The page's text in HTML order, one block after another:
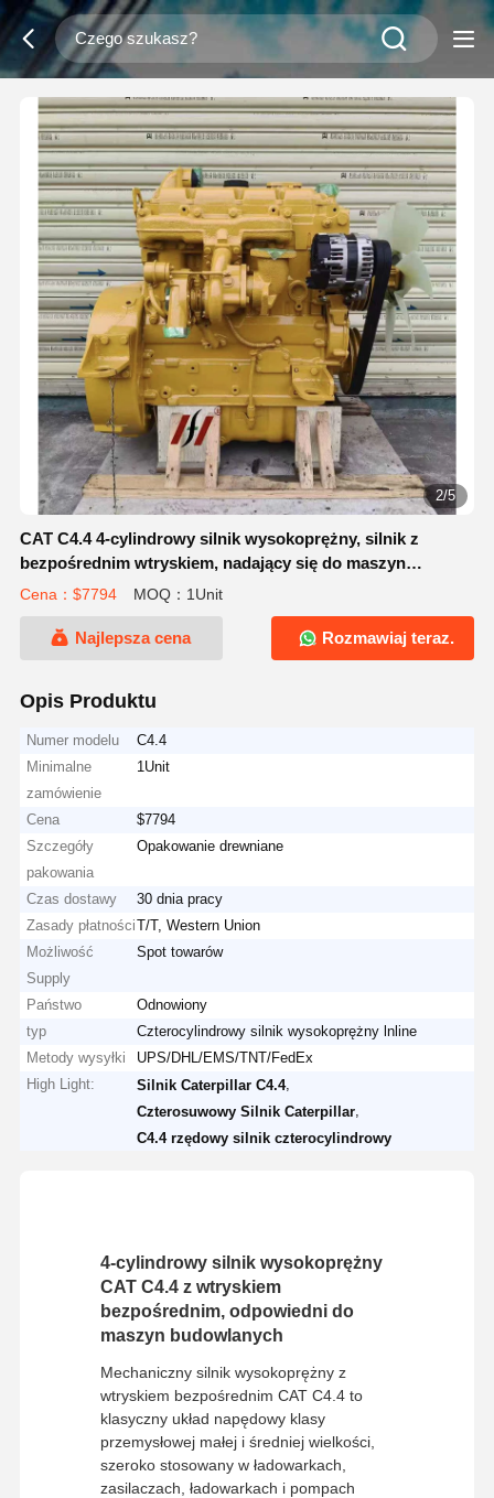
2/5
CAT C4.4 4-cylindrowy silnik wysokoprężny, silnik z
bezpośrednim wtryskiem, nadający się do maszyn
budowlanych
Cena：$7794 MOQ：1Unit
Najlepsza cena Rozmawiaj teraz.
Opis Produktu
Numer modelu
C4.4
Minimalne
zamówienie
1Unit
Cena
$7794
Szczegóły
pakowania
Opakowanie drewniane
Czas dostawy
30 dnia pracy
Zasady płatnościT/T, Western Union
Możliwość
Supply
Spot towarów
Państwo
Odnowiony
typ
Czterocylindrowy silnik wysokoprężny lnline
Metody wysyłki
UPS/DHL/EMS/TNT/FedEx
High Light:
Silnik Caterpillar C4.4,
Czterosuwowy Silnik Caterpillar
C4.4 rzędowy silnik czterocylindrowy
4-cylindrowy silnik wysokoprężny
CAT C4.4 z wtryskiem
bezpośrednim, odpowiedni do
maszyn budowlanych
Mechaniczny silnik wysokoprężny z
wtryskiem bezpośrednim CAT C4.4 to
klasyczny układ napędowy klasy
przemysłowej małej i średniej wielkości,
szeroko stosowany w ładowarkach,
zasilaczach, ładowarkach i pompach